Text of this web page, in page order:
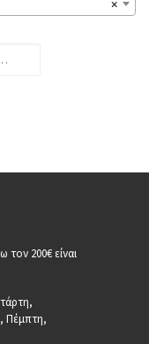
×
200€ είναι
Πέμπτη,